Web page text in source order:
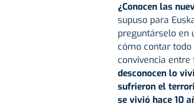
¿Conocen las
supuso para
preguntárselo en
cómo contar
convivencia entre
desconocen lo
sufrieron el
se vivió hace 10